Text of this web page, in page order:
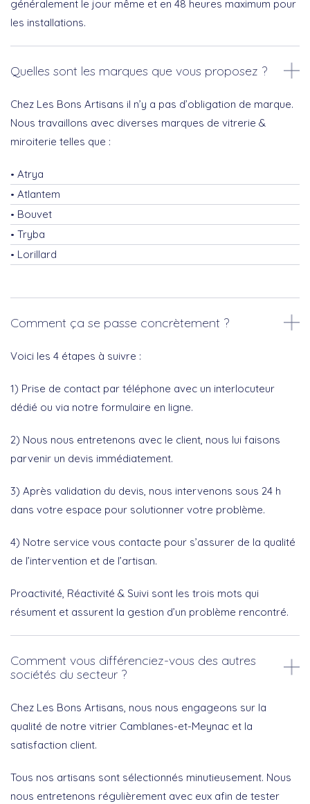
généralement le jour même et en 48 heures maximum pour
les installations.
Quelles sont les marques que vous proposez ?
Chez Les Bons Artisans il n’y a pas d’obligation de marque.
Nous travaillons avec diverses marques de vitrerie &
miroiterie telles que :
Atrya
Atlantem
Bouvet
Tryba
Lorillard
Comment ça se passe concrètement ?
Voici les 4 étapes à suivre :
1) Prise de contact par téléphone avec un interlocuteur
dédié ou via notre formulaire en ligne.
2) Nous nous entretenons avec le client, nous lui faisons
parvenir un devis immédiatement.
3) Après validation du devis, nous intervenons sous 24 h
dans votre espace pour solutionner votre problème.
4) Notre service vous contacte pour s’assurer de la qualité
de l’intervention et de l’artisan.
Proactivité, Réactivité & Suivi sont les trois mots qui
résument et assurent la gestion d’un problème rencontré.
Comment vous différenciez-vous des autres
sociétés du secteur ?
Chez Les Bons Artisans, nous nous engageons sur la
qualité de notre vitrier Camblanes-et-Meynac et la
satisfaction client.
Tous nos artisans sont sélectionnés minutieusement. Nous
nous entretenons régulièrement avec eux afin de tester